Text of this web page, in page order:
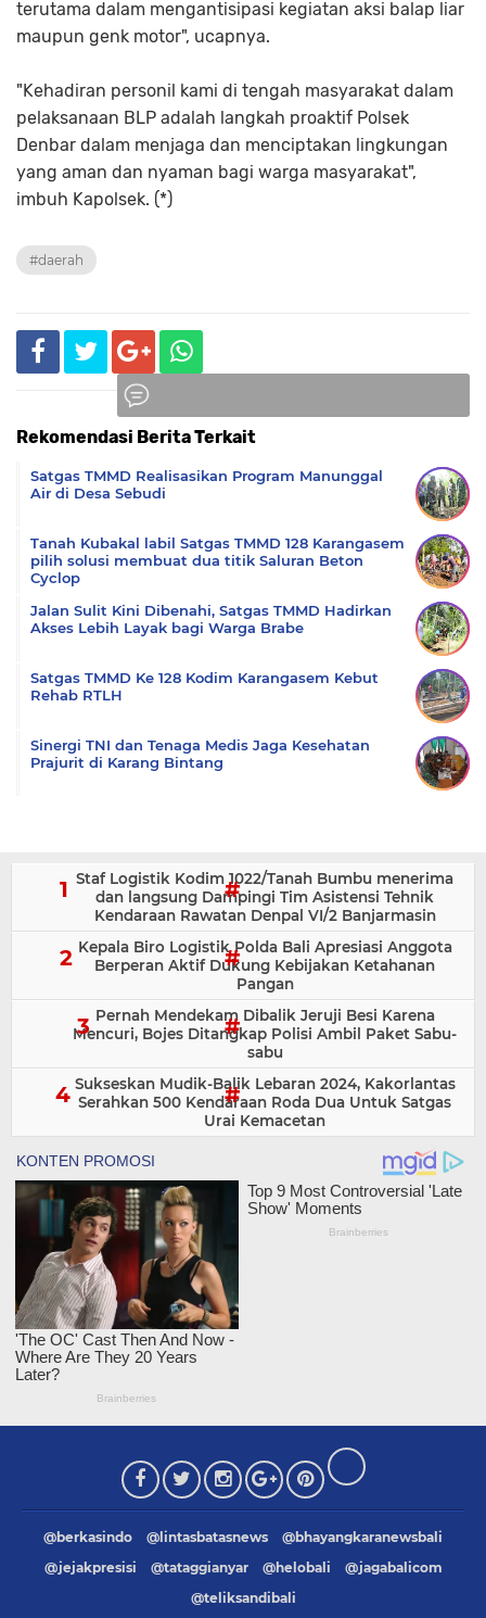
terutama dalam mengantisipasi kegiatan aksi balap liar
maupun genk motor", ucapnya.
"Kehadiran personil kami di tengah masyarakat dalam
pelaksanaan BLP adalah langkah proaktif Polsek
Denbar dalam menjaga dan menciptakan lingkungan
yang aman dan nyaman bagi warga masyarakat",
imbuh Kapolsek. (*)
#daerah
Rekomendasi Berita Terkait
Satgas TMMD Realisasikan Program Manunggal
Air di Desa Sebudi
Tanah Kubakal labil Satgas TMMD 128 Karangasem
pilih solusi membuat dua titik Saluran Beton
Cyclop
Jalan Sulit Kini Dibenahi, Satgas TMMD Hadirkan
Akses Lebih Layak bagi Warga Brabe
Satgas TMMD Ke 128 Kodim Karangasem Kebut
Rehab RTLH
Sinergi TNI dan Tenaga Medis Jaga Kesehatan
Prajurit di Karang Bintang
Staf Logistik Kodim 1022/Tanah Bumbu menerima
dan langsung Dampingi Tim Asistensi Tehnik
Kendaraan Rawatan Denpal VI/2 Banjarmasin
Kepala Biro Logistik Polda Bali Apresiasi Anggota
Berperan Aktif Dukung Kebijakan Ketahanan
Pangan
Pernah Mendekam Dibalik Jeruji Besi Karena
Mencuri, Bojes Ditangkap Polisi Ambil Paket Sabu-
sabu
Sukseskan Mudik-Balik Lebaran 2024, Kakorlantas
Serahkan 500 Kendaraan Roda Dua Untuk Satgas
Urai Kemacetan
@berkasindo @lintasbatasnews
@bhayangkaranewsbali
@jejakpresisi
@tataggianyar @helobali
@jagabalicom
@teliksandibali